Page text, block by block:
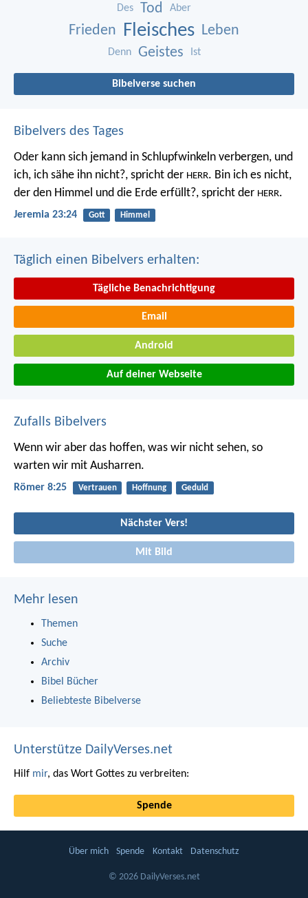
Des Tod Aber
Frieden Fleisches Leben
Denn Geistes Ist
Bibelverse suchen
Bibelvers des Tages
Oder kann sich jemand in Schlupfwinkeln verbergen, und
ich, ich sähe ihn nicht?, spricht der HERR. Bin ich es nicht,
der den Himmel und die Erde erfüllt?, spricht der HERR.
Jeremia 23:24 Gott Himmel
Täglich einen Bibelvers erhalten:
Tägliche Benachrichtigung
Email
Android
Auf deiner Webseite
Zufalls Bibelvers
Wenn wir aber das hoffen, was wir nicht sehen, so
warten wir mit Ausharren.
Römer 8:25 Vertrauen Hoffnung Geduld
Nächster Vers!
Mit Bild
Mehr lesen
Themen
Suche
Archiv
Bibel Bücher
Beliebteste Bibelverse
Unterstütze DailyVerses.net
Hilf mir, das Wort Gottes zu verbreiten:
Spende
Über mich Spende Kontakt Datenschutz
© 2026 DailyVerses.net